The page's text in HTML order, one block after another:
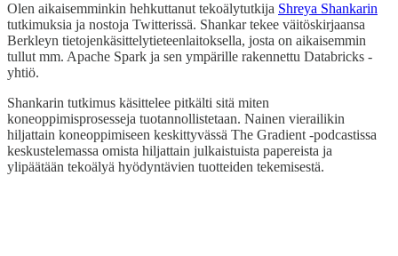
Olen aikaisemminkin hehkuttanut tekoälytutkija Shreya Shankarin
tutkimuksia ja nostoja Twitterissä. Shankar tekee väitöskirjaansa
Berkleyn tietojenkäsittelytieteenlaitoksella, josta on aikaisemmin
tullut mm. Apache Spark ja sen ympärille rakennettu Databricks -
yhtiö.
Shankarin tutkimus käsittelee pitkälti sitä miten
koneoppimisprosesseja tuotannollistetaan. Nainen vierailikin
hiljattain koneoppimiseen keskittyvässä The Gradient -podcastissa
keskustelemassa omista hiljattain julkaistuista papereista ja
ylipäätään tekoälyä hyödyntävien tuotteiden tekemisestä.